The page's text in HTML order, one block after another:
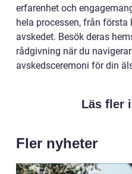
erfarenhet och
hela processen, från
avskedet. Besök deras
rådgivning när du
avskedsceremoni för din
Läs fler
Fler nyheter